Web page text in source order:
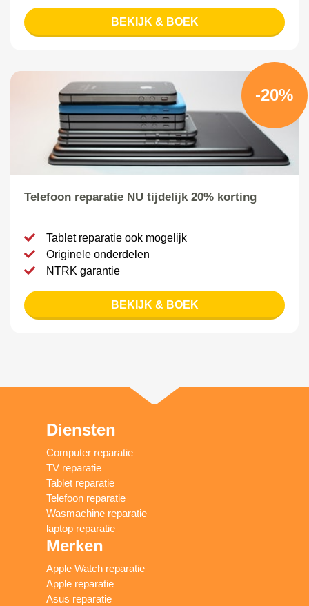
BEKIJK & BOEK
-20%
Telefoon reparatie NU tijdelijk 20% korting
Tablet reparatie ook mogelijk
Originele onderdelen
NTRK garantie
BEKIJK & BOEK
Diensten
Computer reparatie
TV reparatie
Tablet reparatie
Telefoon reparatie
Wasmachine reparatie
laptop reparatie
Merken
Apple Watch reparatie
Apple reparatie
Asus reparatie